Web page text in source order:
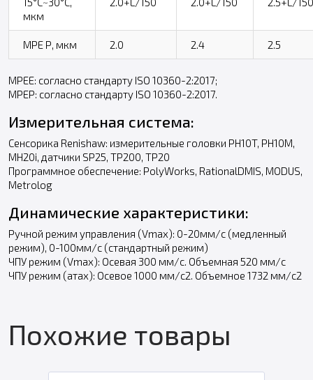
мкм
MPE Р, мкм 2.0 2.4 2.5
MPEE: согласно стандарту ISO 10360-2:2017;
MPEP: согласно стандарту ISO 10360-2:2017.
Измерительная система:
Сенсорика Renishaw: измерительные головки РН10T, РН10M,
MH20i, датчики SP25, ТР200, TP20
Программное обеспечение: PolyWorks, RationalDMIS, MODUS,
Metrolog
Динамические характеристики:
Ручной режим управления (Vmax): 0-20мм/с (медленный
режим), 0-100мм/с (стандартный режим)
ЧПУ режим (Vmax): Осевая 300 мм/с. Объемная 520 мм/с
ЧПУ режим (атах): Осевое 1000 мм/с2. Объемное 1732 мм/с2
Похожие товары